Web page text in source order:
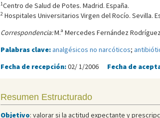
1Centro de Salud de Potes. Madrid. España.
2Hospitales Universitarios Virgen del Rocí­o. Sevilla.
Correspondencia:M.ª Mercedes Fernández
Palabras clave:analgésicos no narcóticos;
Fecha de recepción:02/ 1/2006 Fecha de
Resumen Estructurado
Objetivo: valorar si la actitud expectante y